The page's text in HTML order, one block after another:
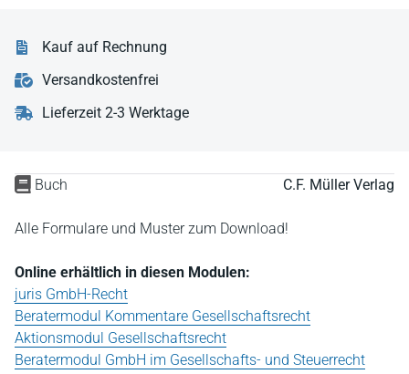
Buch C.F. Müller Verlag
Alle Formulare und Muster zum Download!
Online erhältlich in diesen Modulen:
juris GmbH-Recht
Beratermodul Kommentare Gesellschaftsrecht
Aktionsmodul Gesellschaftsrecht
Beratermodul GmbH im Gesellschafts- und Steuerrecht
Kauf auf Rechnung
Versandkostenfrei
Lieferzeit 2-3 Werktage